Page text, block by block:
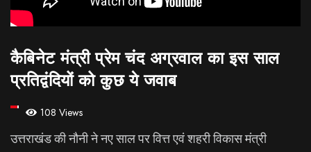
कैबिनेट मंत्री प्रेम चंद अग्रवाल का इस साल
प्रतिद्वंदियों को कुछ ये जवाब
108 Views
उत्तराखंड की नौनी ने नए साल पर वित्त एवं शहरी विकास मंत्री